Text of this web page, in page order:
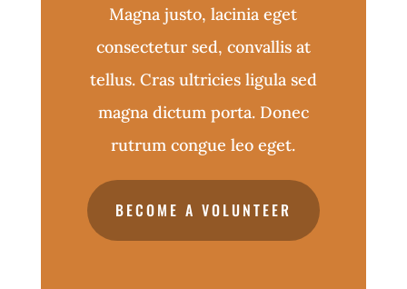
Magna justo, lacinia eget
consectetur sed, convallis at
tellus. Cras ultricies ligula sed
magna dictum porta. Donec
rutrum congue leo eget.
BECOME A VOLUNTEER